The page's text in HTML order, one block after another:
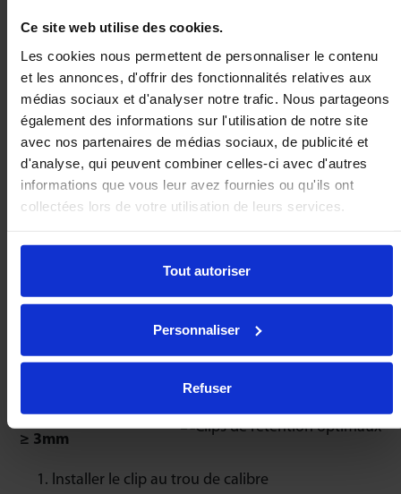
Ce site web utilise des cookies.
Les cookies nous permettent de personnaliser le contenu
et les annonces, d'offrir des fonctionnalités relatives aux
médias sociaux et d'analyser notre trafic. Nous partageons
également des informations sur l'utilisation de notre site
avec nos partenaires de médias sociaux, de publicité et
d'analyse, qui peuvent combiner celles-ci avec d'autres
informations que vous leur avez fournies ou qu'ils ont
collectées lors de votre utilisation de leurs services.
Tout autoriser
Personnaliser
Refuser
C15 LP15 1,10€
K22 LP22 0,96€
C22 LP22 1,27€
K30 LP30 1,32€
C30 LP30 1,73€
Clips en acier à ressort d’une épaisseur de 0,3 mm.
les clips.
Maintien optimal
≥ 3mm
Installer le clip au trou de calibre